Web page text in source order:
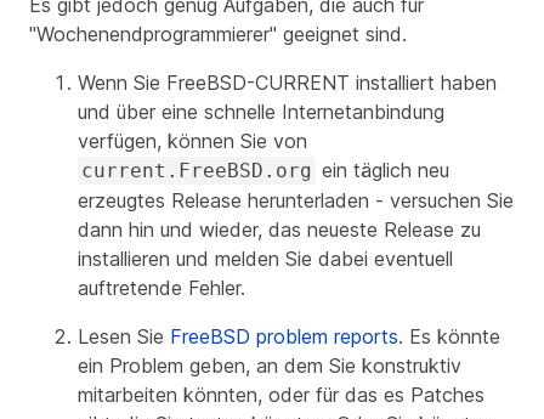
"Wochenendprogrammierer" geeignet sind.
Wenn Sie FreeBSD-CURRENT installiert haben
und über eine schnelle Internetanbindung
verfügen, können Sie von
current.FreeBSD.org ein täglich neu
erzeugtes Release herunterladen - versuchen Sie
dann hin und wieder, das neueste Release zu
installieren und melden Sie dabei eventuell
auftretende Fehler.
Lesen Sie FreeBSD problem reports. Es könnte
ein Problem geben, an dem Sie konstruktiv
mitarbeiten könnten, oder für das es Patches